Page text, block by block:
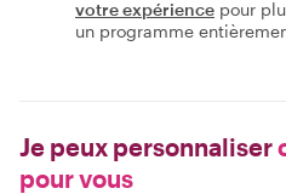
votre expérience pour
un programme
Je peux personnaliser
pour vous